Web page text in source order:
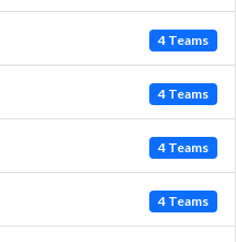
4 Teams
4 Teams
4 Teams
4 Teams